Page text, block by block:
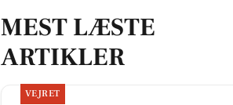
MEST LÆSTE
ARTIKLER
VEJRET